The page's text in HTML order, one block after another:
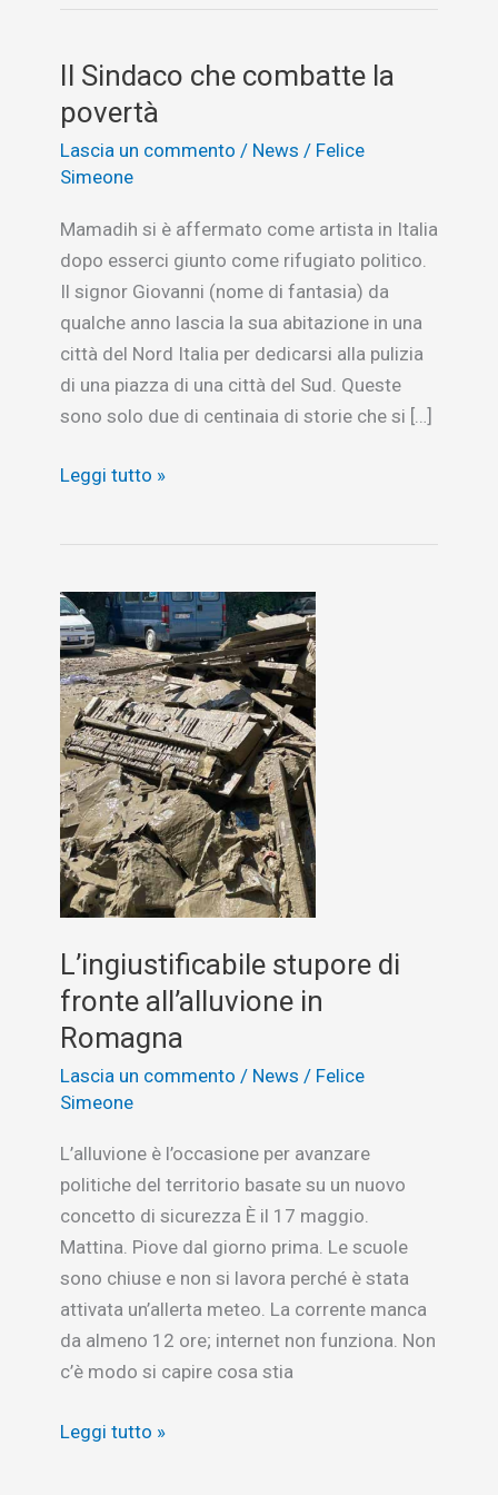
Il Sindaco che combatte la
povertà
Lascia un commento / News / Felice
Simeone
Mamadih si è affermato come artista in Italia
dopo esserci giunto come rifugiato politico.
Il signor Giovanni (nome di fantasia) da
qualche anno lascia la sua abitazione in una
città del Nord Italia per dedicarsi alla pulizia
di una piazza di una città del Sud. Queste
sono solo due di centinaia di storie che si […]
Il
la
povertà
Leggi tutto »
L’ingiustificabile stupore di
fronte all’alluvione in
Romagna
Lascia un commento / News / Felice
Simeone
L’alluvione è l’occasione per avanzare
politiche del territorio basate su un nuovo
concetto di sicurezza È il 17 maggio.
Mattina. Piove dal giorno prima. Le scuole
sono chiuse e non si lavora perché è stata
attivata un’allerta meteo. La corrente manca
da almeno 12 ore; internet non funziona. Non
c’è modo si capire cosa stia
L’ingiustificabile
Leggi tutto »